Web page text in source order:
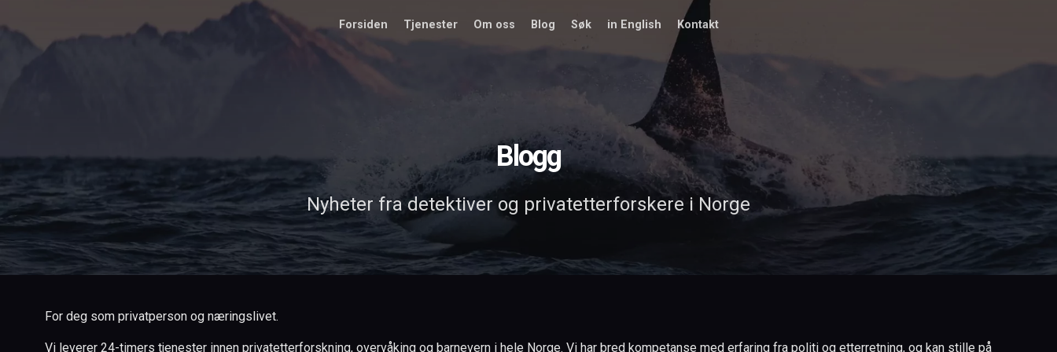
Forsiden Tjenester Om oss Blog Søk in English Kontakt
Blogg
Nyheter fra detektiver og privatetterforskere i Norge
For deg som privatperson og næringslivet.
Vi leverer 24-timers tjenester innen privatetterforskning, overvåking og barnevern i hele Norge. Vi har bred kompetanse med erfaring fra politi og etterretning, og kan stille på